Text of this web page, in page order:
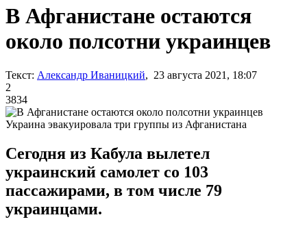
В Афганистане остаются
около полсотни украинцев
Текст: Александр Иваницкий, 23 августа 2021, 18:07
2
3834
Украина эвакуировала три группы из Афганистана
Сегодня из Кабула вылетел
украинский самолет со 103
пассажирами, в том числе 79
украинцами.